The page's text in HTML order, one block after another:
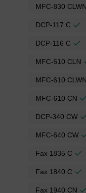
MFC-830 CLWN
DCP-117 C
DCP-116 C
MFC-610 CLN
MFC-610 CLWN
MFC-610 CN
DCP-340 CW
MFC-640 CW
Fax 1835 C
Fax 1840 C
Fax 1940 CN